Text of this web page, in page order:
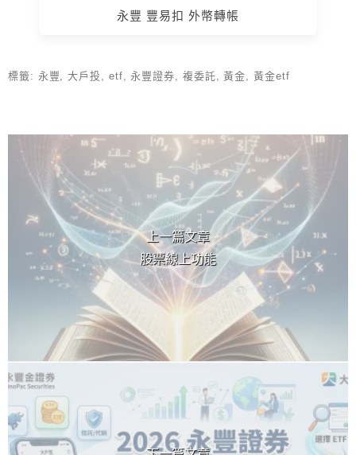
永豐 豐易扣 外幣轉帳
標籤: 永豐 ,大戶投 etf ,永豐證券 複委託 ,黃金 ,黃金etf
上 / 下一篇文章
上一篇文章
股票線上功能